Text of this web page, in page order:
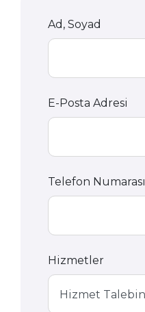
Ad, Soyad
E-Posta Adresi
Telefon Numarası
Hizmetler